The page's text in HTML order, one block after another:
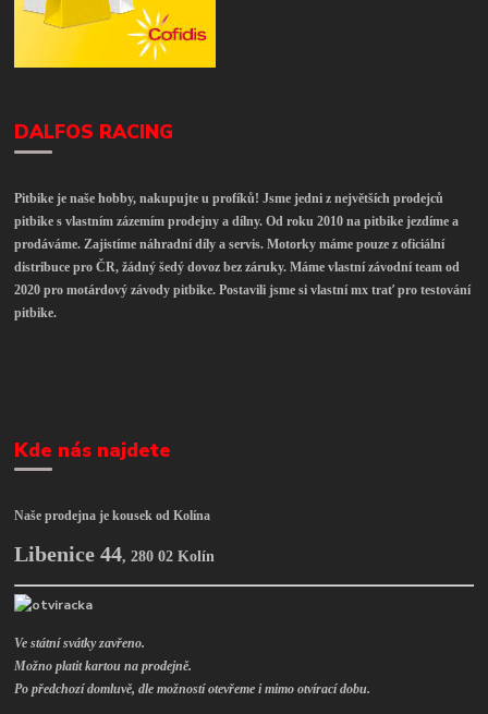
DALFOS RACING
Pitbike je naše hobby, nakupujte u profíků! Jsme jedni z největších prodejců
pitbike s vlastním zázemím prodejny a dílny. Od roku 2010 na pitbike jezdíme a
prodáváme. Zajistíme náhradní díly a servis. Motorky máme pouze z oficiální
distribuce pro ČR, žádný šedý dovoz bez záruky. Máme vlastní závodní team od
2020 pro motárdový závody pitbike. Postavili jsme si vlastní mx trať pro testování
pitbike.
Kde nás najdete
Naše prodejna je kousek od Kolína
Libenice 44,280 02 Kolín
Ve státní svátky zavřeno.
Možno platit kartou na prodejně.
Po předchozí domluvě, dle možností otevřeme i mimo otvírací dobu.